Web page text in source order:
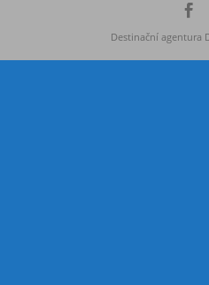
Destinační agentura